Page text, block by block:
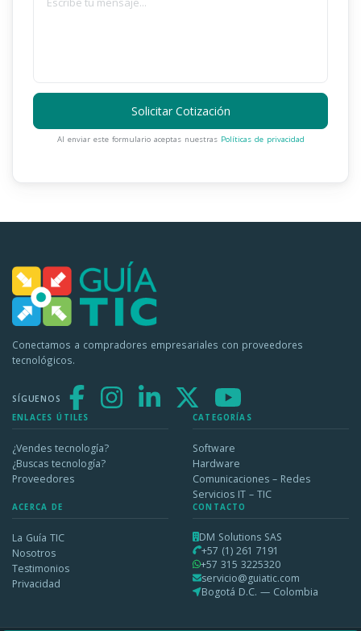
Al enviar este formulario aceptas nuestras Políticas de privacidad
Solicitar Cotización
Conectamos a compradores empresariales con proveedores
tecnológicos.
SÍGUENOS
ENLACES ÚTILES
¿Vendes tecnología?
¿Buscas tecnología?
Proveedores
CATEGORÍAS
Software
Hardware
Comunicaciones – Redes
Servicios IT – TIC
ACERCA DE
La Guía TIC
Nosotros
Testimonios
Privacidad
CONTACTO
DM Solutions SAS
+57 (1) 261 7191
+57 315 3225320
servicio@guiatic.com
Bogotá D.C. — Colombia